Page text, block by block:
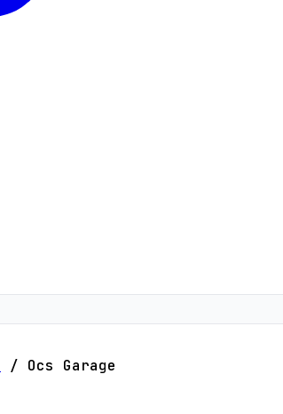
/ Ocs Garage